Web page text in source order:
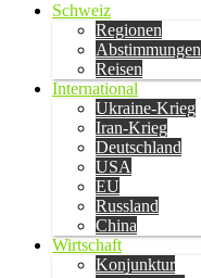
Schweiz
Regionen
Abstimmungen
Reisen
International
Ukraine-Krieg
Iran-Krieg
Deutschland
USA
EU
Russland
China
Wirtschaft
Konjunktur